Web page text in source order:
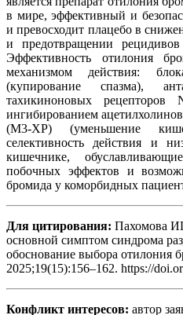
в мире, эффективный и
и превосходит плацебо в
и предотвращении
Эффективность отилония
механизмом действия:
(купирование спазма),
тахикиноновых
ингибированием
(М3-ХР) (уменьшение
селективность действия и
кишечнике,
побочных эффектов и
бромида у коморбидных
Для цитирования: Пахомова
основной симптом синдрома
обоснование выбора отилония
2025;19(15):156–162. https://
Конфликт интересов: автор